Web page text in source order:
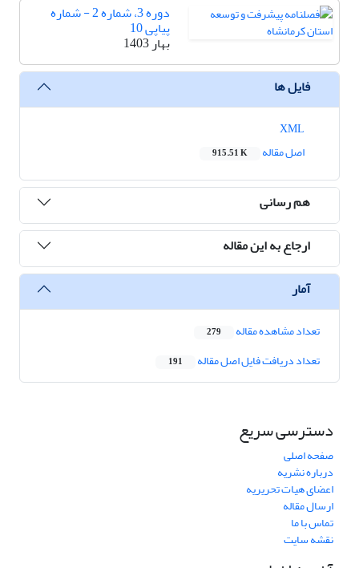
دوره 3، شماره 2 - شماره
پیاپی 10
بهار 1403
فایل ها
اصل مقاله
915.51 K
هم رسانی
ارجاع به این مقاله
آمار
تعداد مشاهده مقاله 279
تعداد دریافت فایل اصل مقاله 191
دسترسی سریع
صفحه اصلی
درباره نشریه
اعضای هیات تحریریه
ارسال مقاله
تماس با ما
نقشه سایت